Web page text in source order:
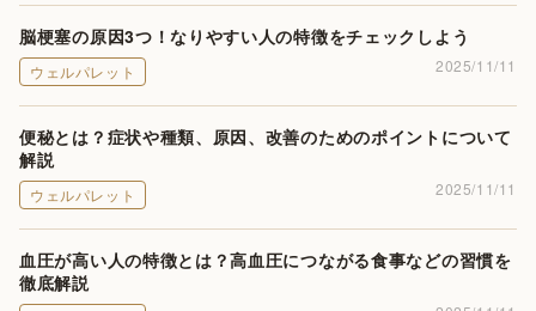
脳梗塞の原因3つ！なりやすい人の特徴をチェックしよう
ウェルパレット 2025/11/11
便秘とは？症状や種類、原因、改善のためのポイントについて
解説
ウェルパレット 2025/11/11
血圧が高い人の特徴とは？高血圧につながる食事などの習慣を
徹底解説